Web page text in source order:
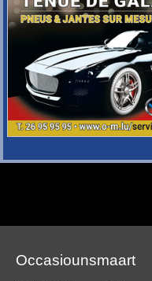
Occasiounsmaart